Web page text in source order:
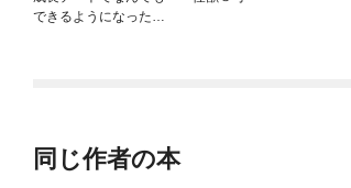
できるようになった
同じ作者の本